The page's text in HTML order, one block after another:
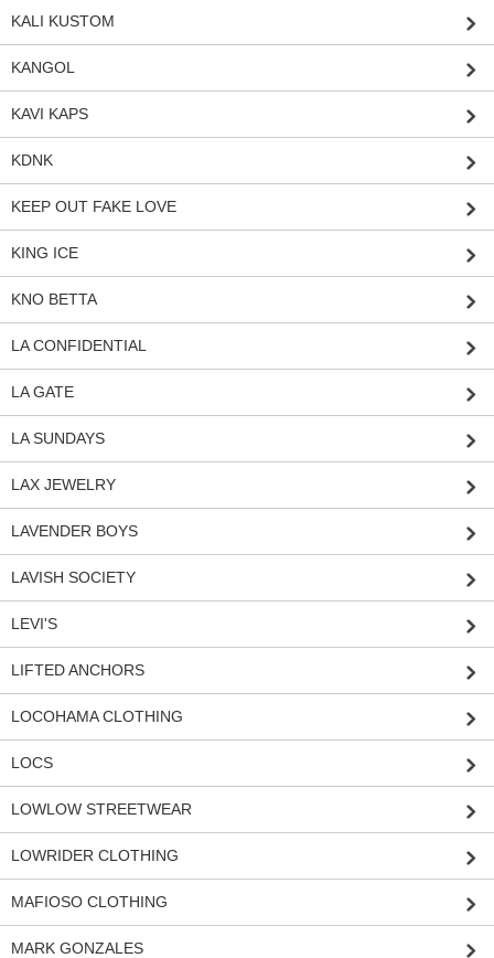
KALI KUSTOM
KANGOL
KAVI KAPS
KDNK
KEEP OUT FAKE LOVE
KING ICE
KNO BETTA
LA CONFIDENTIAL
LA GATE
LA SUNDAYS
LAX JEWELRY
LAVENDER BOYS
LAVISH SOCIETY
LEVI'S
LIFTED ANCHORS
LOCOHAMA CLOTHING
LOCS
LOWLOW STREETWEAR
LOWRIDER CLOTHING
MAFIOSO CLOTHING
MARK GONZALES